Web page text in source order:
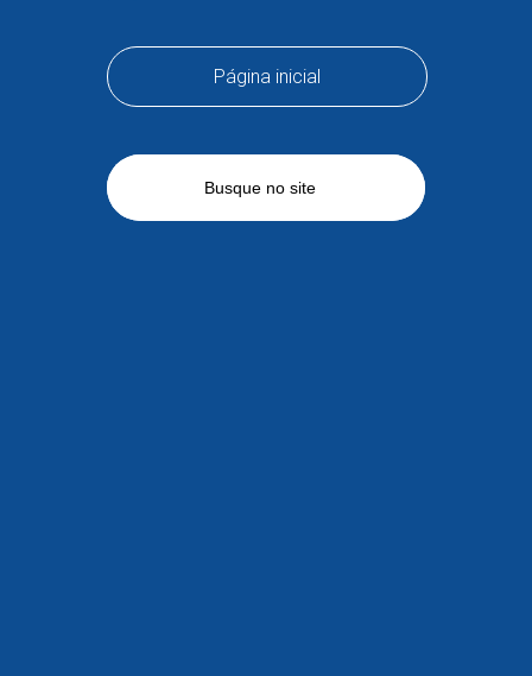
Página inicial